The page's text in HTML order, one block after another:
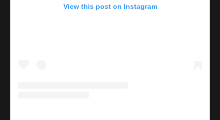
View this post on Instagram